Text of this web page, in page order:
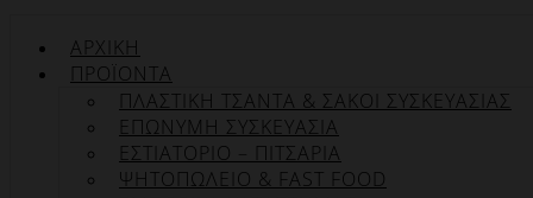
ΑΡΧΙΚΉ
ΠΡΟΪΌΝΤΑ
ΠΛΑΣΤΙΚΗ ΤΣΑΝΤΑ & ΣΑΚΟΙ ΣΥΣΚΕΥΑΣΙΑΣ
ΕΠΏΝΥΜΗ ΣΥΣΚΕΥΑΣΊΑ
ΕΣΤΙΑΤΟΡΙΟ – ΠΙΤΣΑΡΙΑ
ΨΗΤΟΠΩΛΕΙΟ & FAST FOOD